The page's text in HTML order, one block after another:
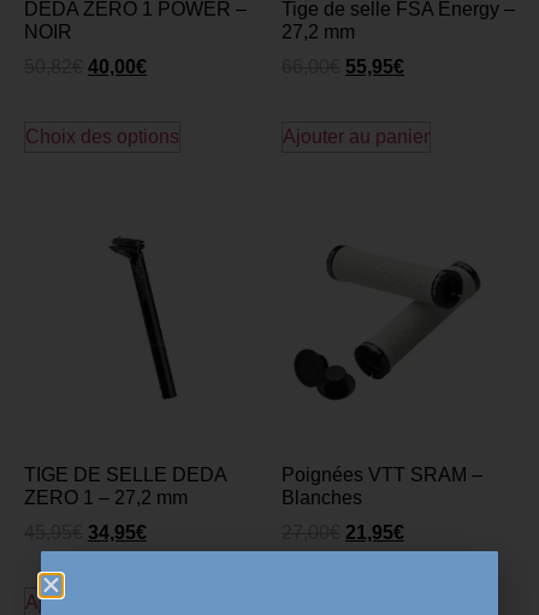
DEDA ZERO 1 POWER –
NOIR
40,00€
Choix des options
Tige de selle FSA Energy –
27,2 mm
55,95€
Ajouter au panier
TIGE DE SELLE DEDA
ZERO 1 – 27,2 mm
34,95€
Ajouter au panier
Poignées VTT SRAM –
Blanches
21,95€